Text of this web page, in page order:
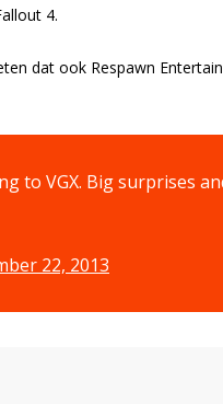
4.
dat ook Respawn
to VGX. Big surprises
22, 2013